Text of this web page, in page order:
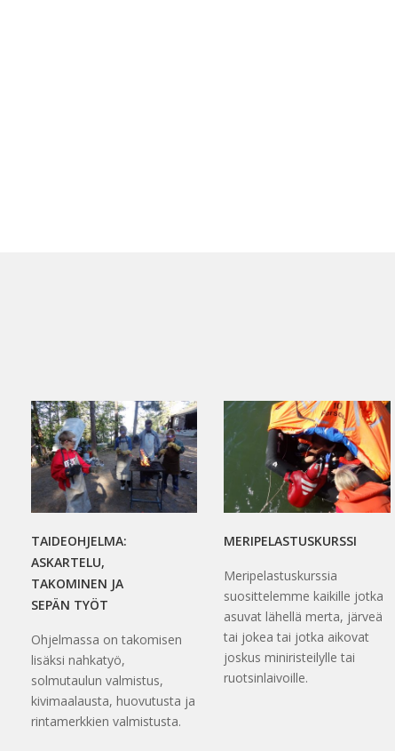
TAIDEOHJELMA:
ASKARTELU,
TAKOMINEN JA
SEPÄN TYÖT
Ohjelmassa on takomisen
lisäksi nahkatyö,
solmutaulun valmistus,
kivimaalausta, huovutusta ja
rintamerkkien valmistusta.
MERIPELASTUSKURSSI
Meripelastuskurssia
suosittelemme kaikille jotka
asuvat lähellä merta, järveä
tai jokea tai jotka aikovat
joskus miniristeilylle tai
ruotsinlaivoille.